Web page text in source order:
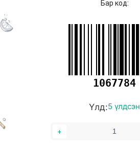
Бар код:
1067784
Үлд:5 үлдсэн